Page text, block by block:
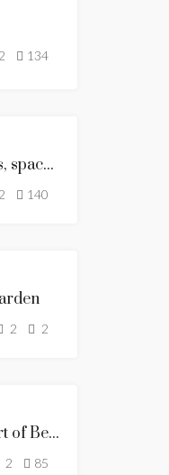
2 134
Your dream home awaits, sea, views, space & style
2 140
2 2
Your dream home awaits in the heart of Benalmadena
2 85